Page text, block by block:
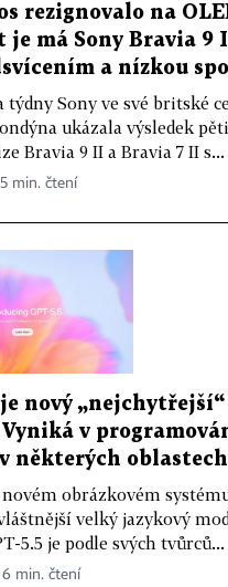
rezignovalo na
je má Sony Bravia 9
a nízkou
týdny Sony ve své britské
ukázala výsledek
Bravia 9 II a Bravia 7 II s...
min. čtení
je nový
Vyniká v
některých
obrázkovém
velký jazykový
5.5 je podle svých tvůrců...
6 min. čtení